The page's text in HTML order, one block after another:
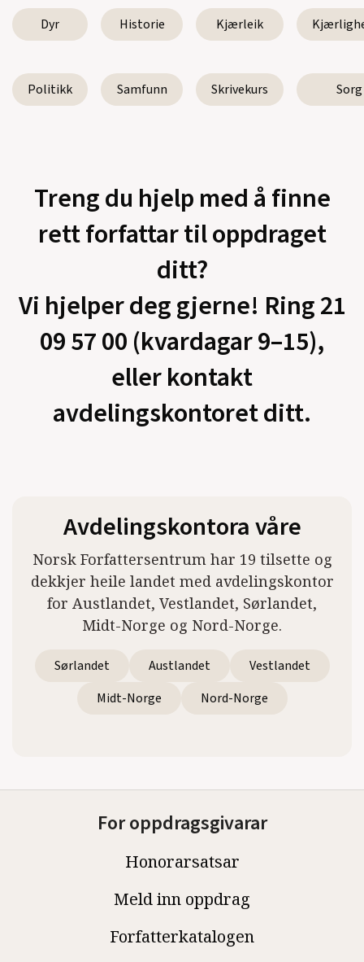
Dyr Historie Kjærleik
Politikk Samfunn Skrivekurs Sorg
Treng du hjelp med å finne
rett forfattar til oppdraget
ditt?
Vi hjelper deg gjerne! Ring 21
09 57 00 (kvardagar 9–15),
eller kontakt
avdelingskontoret ditt.
Avdelingskontora våre
Norsk Forfattersentrum har 19 tilsette og
dekkjer heile landet med avdelingskontor
for Austlandet, Vestlandet, Sørlandet,
Midt-Norge og Nord-Norge.
Sørlandet Austlandet
Vestlandet
Midt-Norge
Nord-Norge
For oppdragsgivarar
Honorarsatsar
Meld inn oppdrag
Forfatterkatalogen